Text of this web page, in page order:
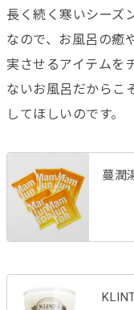
長く続く寒いシーズ
なので、お風呂の癒
実させるアイテムを
ないお風呂だからこ
してほしいのです。
蔓潤